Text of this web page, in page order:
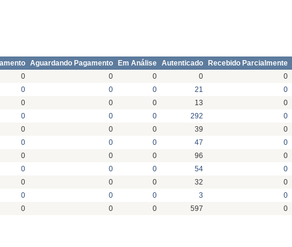
Aguardando Pagamento Em Análise Autenticado Recebido Parcialmente
0 0 0 0 0
0 0 0 21 0
0 0 0 13 0
0 0 0 292 0
0 0 0 39 0
0 0 0 47 0
0 0 0 96 0
0 0 0 54 0
0 0 0 32 0
0 0 0 3 0
0 0 0 597 0